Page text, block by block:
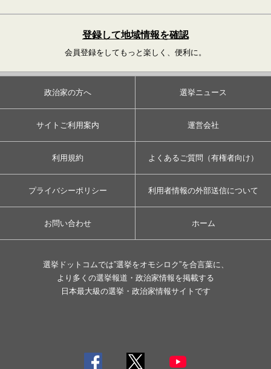
登録して地域情報を確認
会員登録をしてもっと楽しく、便利に。
政治家の方へ 選挙ニュース
サイトご利用案内 運営会社
利用規約 よくあるご質問（有権者向け）
プライバシーポリシー 利用者情報の外部送信について
お問い合わせ ホーム
選挙ドットコムでは”選挙をオモシロク”を合言葉に、
より多くの選挙報道・政治家情報を掲載する
日本最大級の選挙・政治家情報サイトです